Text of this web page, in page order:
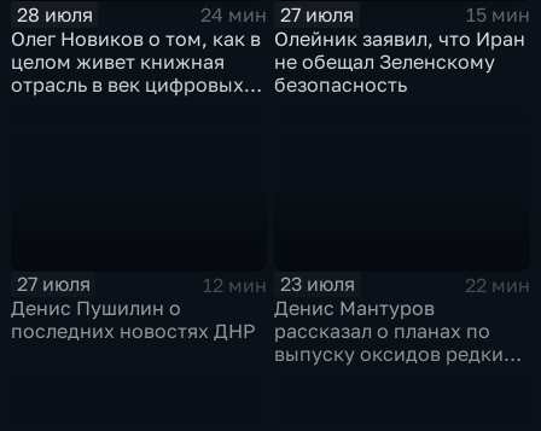
28 июля
24 мин
Олег Новиков о том, как в
целом живет книжная
отрасль в век цифровых
27 июля
15 мин
Олейник заявил, что Иран
не обещал Зеленскому
безопасность
27 июля
12 мин
Денис Пушилин о
последних новостях ДНР
23 июля
22 мин
Денис Мантуров
рассказал о планах по
выпуску оксидов редких